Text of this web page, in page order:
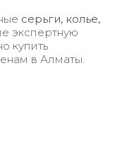
серьги, колье,
экспертную
купить
в Алматы.